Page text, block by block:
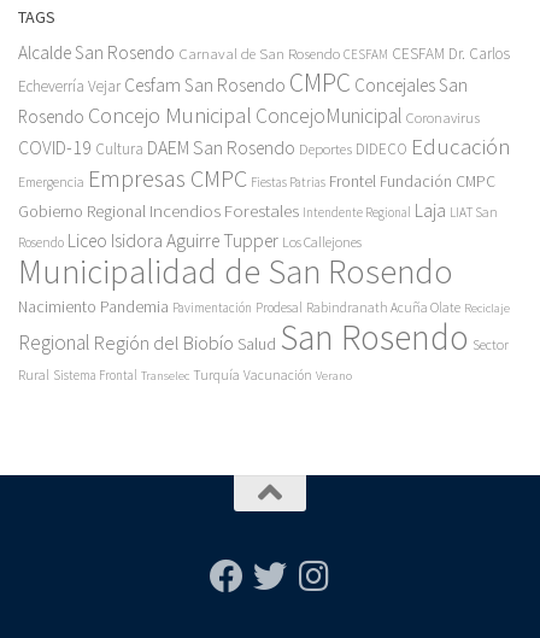
TAGS
Alcalde San Rosendo Carnaval de San Rosendo CESFAM CESFAM Dr. Carlos
Echeverría Vejar Cesfam San Rosendo CMPC Concejales San
Rosendo Concejo Municipal ConcejoMunicipal Coronavirus
COVID-19 Cultura DAEM San Rosendo Deportes DIDECO Educación
Emergencia Empresas CMPC Fiestas Patrias Frontel Fundación CMPC
Gobierno Regional Incendios Forestales Intendente Regional Laja LIAT San
Rosendo Liceo Isidora Aguirre Tupper Los Callejones
Municipalidad de San Rosendo
Nacimiento Pandemia Pavimentación Prodesal Rabindranath Acuña Olate Reciclaje
Regional Región del Biobío Salud San Rosendo Sector
Rural Sistema Frontal Transelec Turquía Vacunación Verano